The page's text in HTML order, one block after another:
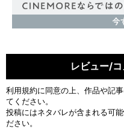
レビュー/
利用規約に同意の上、作品や記
てください。
投稿にはネタバレが含まれる可
ださい。